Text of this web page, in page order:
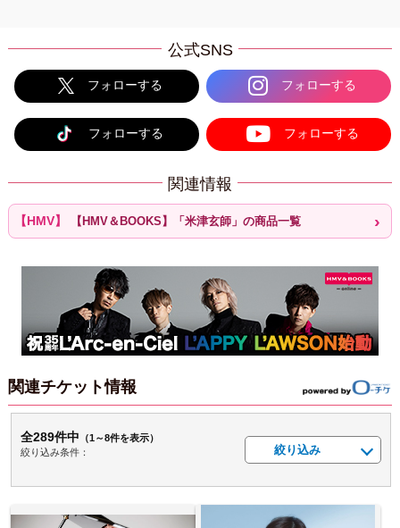
公式SNS
フォローする フォローする
フォローする フォローする
関連情報
【HMV＆BOOKS】「米津玄師」の商品一覧
関連チケット情報
全289件中 （1～8件を表示）
絞り込み条件：
絞り込み